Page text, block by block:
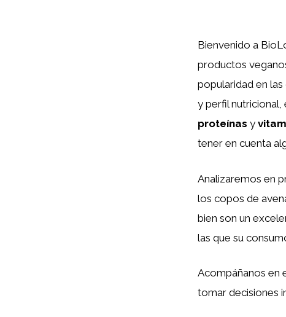
Bienvenido a
productos
popularidad en las
y perfil nutricional,
proteínas y
tener en cuenta
Analizaremos en
los copos de
bien son un
las que su
Acompáñanos en
tomar decisiones